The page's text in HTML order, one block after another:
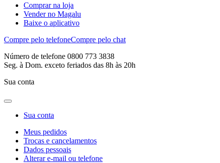
Comprar na loja
Vender no Magalu
Baixe o aplicativo
Compre pelo telefoneCompre pelo chat
Número de telefone 0800 773 3838
Seg. à Dom. exceto feriados das 8h às 20h
Sua conta
Sua conta
Meus pedidos
Trocas e cancelamentos
Dados pessoais
Alterar e-mail ou telefone